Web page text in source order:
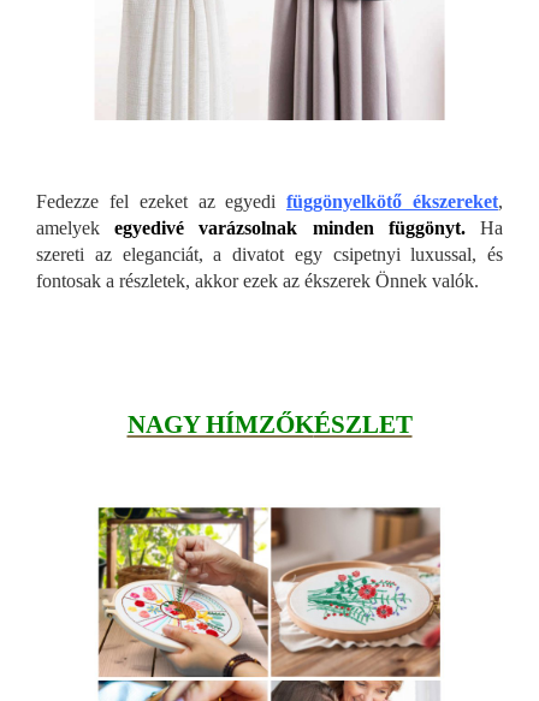
Fedezze fel ezeket az egyedifüggönyelkötő ékszereket,
amelyekegyedivé varázsolnak minden függönyt.
Ha
szereti az eleganciát, a divatot egy csipetnyi luxussal, és
fontosak a részletek, akkor ezek az ékszerek Önnek valók.
NAGY HÍMZŐKÉSZLET